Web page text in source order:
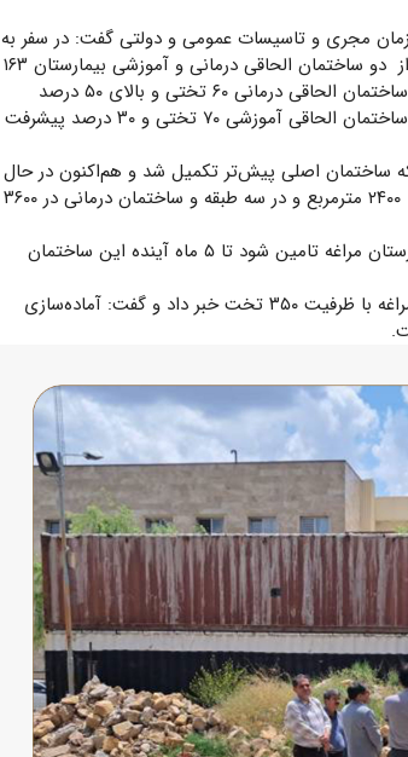
مجری و تاسیسات عمومی و دولتی گفت: در سفر به
استان آذربایجان شرقی از دو ساختمان الحاقی درمانی و آموزشی بیمارستان ۱۶۳
تختی مراغه بازدید شد. ساختمان الحاقی درمانی ۶۰ تختی و بالای ۵۰ درصد
پیشرفت فیزیکی دارد و ساختمان الحاقی آموزشی ۷۰ تختی و ۳۰ درصد پیشرفت
ساختمان اصلی پیش‌تر تکمیل شد و هم‌اکنون در حال
خدمات‌رسانی است، افزود: ساختمان آموزشی بیمارستان مراغه در ۲۴۰۰ مترمربع و در سه طبقه و ساختمان درمانی در ۳۶۰۰
وی تصریح کرد: چنانچه منابع مالی تکمیل ساختمان درمانی بیمارستان مراغه تامین شود تا ۵ ماه آینده این ساختمان
نیک‌مرام همچنین از تکمیل مراحل طراحی بیمارستانی جدید در مراغه با ظرفیت ۳۵۰ تخت خبر داد و گفت: آماده‌سازی